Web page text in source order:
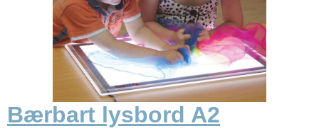
Bærbart lysbord A2